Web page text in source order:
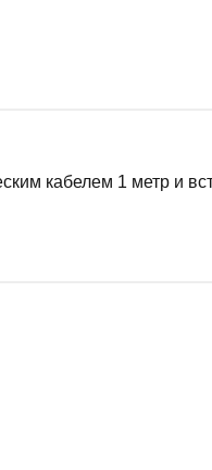
кабелем 1 метр и